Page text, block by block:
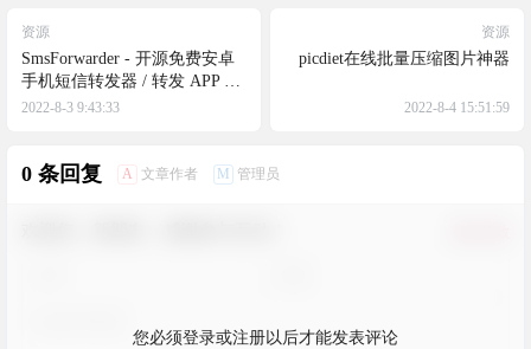
资源
SmsForwarder - 开源免费安卓
手机短信转发器 / 转发 APP 通
知 / 远程监控通话记录
2022-8-3 9:43:33
资源
picdiet在线批量压缩图片神器
2022-8-4 15:51:59
0 条回复 A 文章作者 M 管理员
您必须登录或注册以后才能发表评论